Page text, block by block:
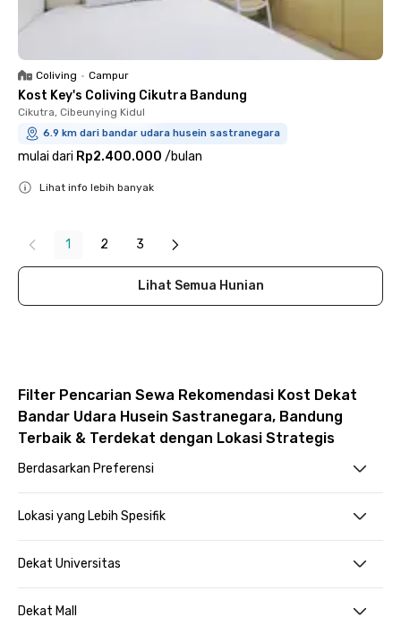
Coliving • Campur
Kost Key's Coliving Cikutra Bandung
Cikutra, Cibeunying Kidul
6.9 km dari bandar udara husein sastranegara
mulai dari Rp2.400.000 /bulan
Lihat info lebih banyak
1 2 3
Lihat Semua Hunian
Filter Pencarian Sewa Rekomendasi Kost Dekat
Bandar Udara Husein Sastranegara, Bandung
Terbaik & Terdekat dengan Lokasi Strategis
Berdasarkan Preferensi
Lokasi yang Lebih Spesifik
Dekat Universitas
Dekat Mall